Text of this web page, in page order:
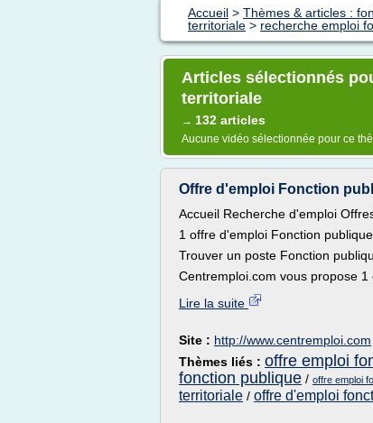
Accueil > Thèmes & articles :
territoriale > recherche emploi
Articles sélectionnés
territoriale
→ 132 articles
Aucune vidéo sélectionnée pour ce
Offre d'emploi Fonction
Accueil Recherche d'emploi
1 offre d'emploi Fonction
Trouver un poste Fonction
Centremploi.com vous propose 1
Lire la suite
Site : http://www.centremploi.com
Thèmes liés : offre emploi
fonction publique / offre emploi
territoriale / offre d'emploi